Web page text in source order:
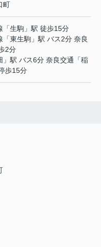
町
「生駒 」駅 徒歩15分
「東生駒 」駅 バス2分 奈良
2分
」駅 バス6分 奈良交通「稲
歩15分